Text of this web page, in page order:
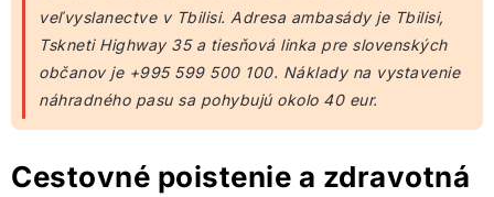
veľvyslanectve v Tbilisi. Adresa ambasády je Tbilisi,
Tskneti Highway 35 a tiesňová linka pre slovenských
občanov je +995 599 500 100. Náklady na vystavenie
náhradného pasu sa pohybujú okolo 40 eur.
Cestovné poistenie a zdravotná